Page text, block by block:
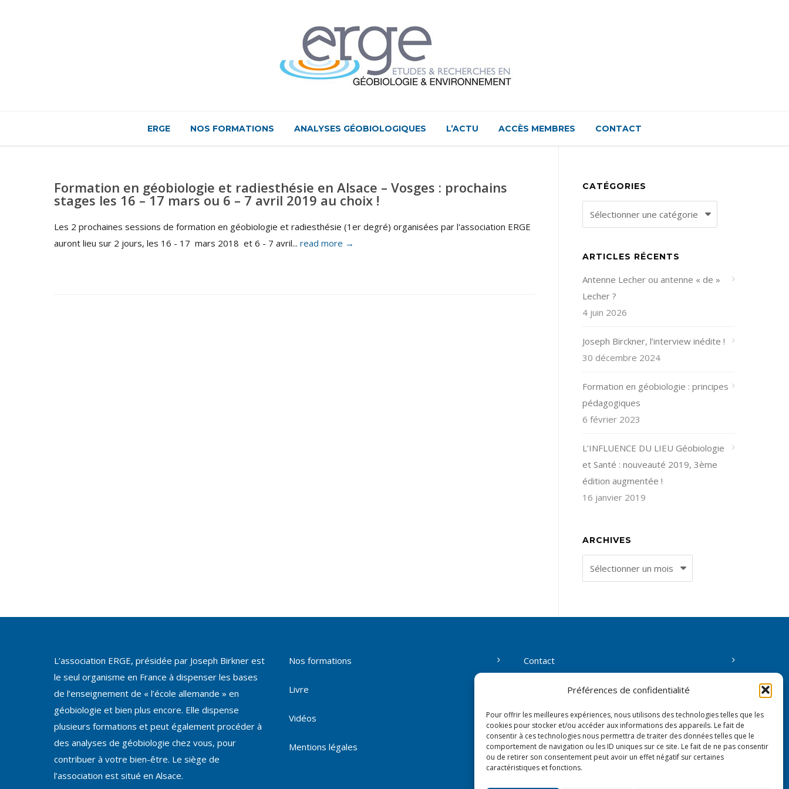
Préférences de confidentialité
Pour offrir les meilleures expériences, nous utilisons des technologies telles que les
cookies pour stocker et/ou accéder aux informations des appareils. Le fait de
consentir à ces technologies nous permettra de traiter des données telles que le
comportement de navigation ou les ID uniques sur ce site. Le fait de ne pas consentir
ou de retirer son consentement peut avoir un effet négatif sur certaines
caractéristiques et fonctions.
ERGE NOS FORMATIONS ANALYSES GÉOBIOLOGIQUES L’ACTU ACCÈS MEMBRES CONTACT
Formation en géobiologie et radiesthésie en Alsace – Vosges : prochains
stages les 16 – 17 mars ou 6 – 7 avril 2019 au choix !
Les 2 prochaines sessions de formation en géobiologie et radiesthésie (1er degré) organisées par l'association ERGE
auront lieu sur 2 jours, les 16 - 17 mars 2018 et 6 - 7 avril... read more →
CATÉGORIES
Catégories
ARTICLES RÉCENTS
Antenne Lecher ou antenne « de »
Lecher ?
4 juin 2026
Joseph Birckner, l’interview inédite !
30 décembre 2024
Formation en géobiologie : principes
pédagogiques
6 février 2023
L’INFLUENCE DU LIEU Géobiologie
et Santé : nouveauté 2019, 3ème
édition augmentée !
16 janvier 2019
ARCHIVES
Archives
L’association ERGE, présidée par Joseph Birkner est
le seul organisme en France à dispenser les bases
de l’enseignement de « l’école allemande » en
géobiologie et bien plus encore. Elle dispense
plusieurs formations et peut également procéder à
des analyses de géobiologie chez vous, pour
contribuer à votre bien-être. Le siège de
l’association est situé en Alsace.
Nos formations
Livre
Vidéos
Mentions légales
Contact
L’association
Accès membres
Politique de confidentialité